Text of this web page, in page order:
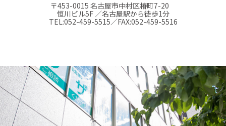
〒453-0015 名古屋市中村区椿町7-20
恒川ビル5F ／名古屋駅から徒歩1分
TEL:052-459-5515／FAX:052-459-5516